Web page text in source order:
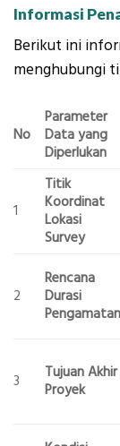
Informasi
Berikut ini
menghubungi
No
Parameter
Data yang
Diperlukan
1
Titik
Koordinat
Lokasi
Survey
2
Rencana
Durasi
Pengamatan
3
Tujuan Akhir
Proyek